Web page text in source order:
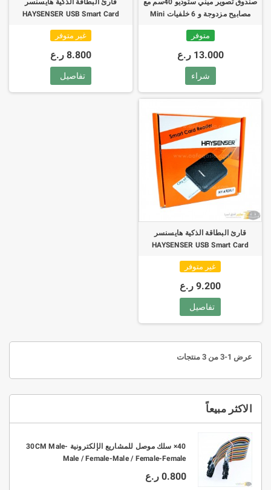
الاكثر مبيعاً
40× سلك موصل للمشاريع الإلكترونية 30CM Male-
Male / Female-Male / Female-Female
0.800 ر.ع
صندوق تصوير ميني ستوديو 40سم مع
مصابيح مزدوجة و 6 خلفيات Mini
Backgrounds
متوفر
13.000 ر.ع
شراء
قارئ البطاقة الذكية هايسنسر
HAYSENSER USB Smart Card
غير متوفر
8.800 ر.ع
تفاصيل
قارئ البطاقة الذكية هايسنسر
HAYSENSER USB Smart Card
غير متوفر
9.200 ر.ع
تفاصيل
عرض 1-3 من 3 منتجات